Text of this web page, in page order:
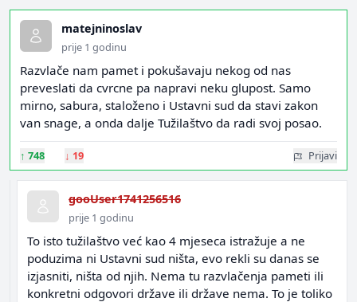
matejninoslav
prije 1 godinu
Razvlače nam pamet i pokušavaju nekog od nas
preveslati da cvrcne pa napravi neku glupost. Samo
mirno, sabura, staloženo i Ustavni sud da stavi zakon
van snage, a onda dalje Tužilaštvo da radi svoj posao.
↑ 748 ↓ 19 Prijavi
gooUser1741256516
prije 1 godinu
To isto tužilaštvo već kao 4 mjeseca istražuje a ne
poduzima ni Ustavni sud ništa, evo rekli su danas se
izjasniti, ništa od njih. Nema tu razvlačenja pameti ili
konkretni odgovori države ili države nema. To je toliko